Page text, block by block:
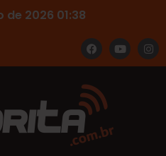
de 2026 01:38